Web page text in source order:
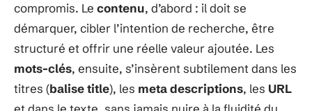
compromis. Le contenu, d’abord : il doit se
démarquer, cibler l’intention de recherche, être
structuré et offrir une réelle valeur ajoutée. Les
mots-clés, ensuite, s’insèrent subtilement dans les
titres (balise title), les meta descriptions, les URL